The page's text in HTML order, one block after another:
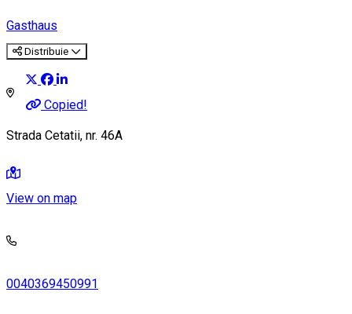
Gasthaus
Distribuie
Copied!
Strada Cetatii, nr. 46A
View on map
0040369450991